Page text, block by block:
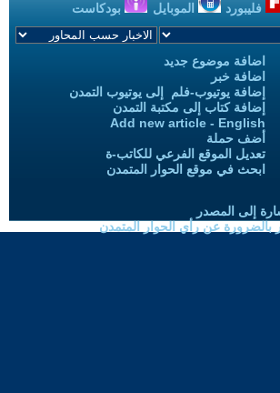
فليبورد الموبايل بودكاست
اضافة موضوع جديد
اضافة خبر
إضافة يوتيوب-فلم إلى يوتيوب التمدن
إضافة كتاب إلى مكتبة التمدن
Add new article - English
أضف حملة
تعديل الموقع الفرعي للكاتب-ة
ابحث في موقع الحوار المتمدن
إلى المصدر
بالضرورة عن رأي الحوار المتمدن